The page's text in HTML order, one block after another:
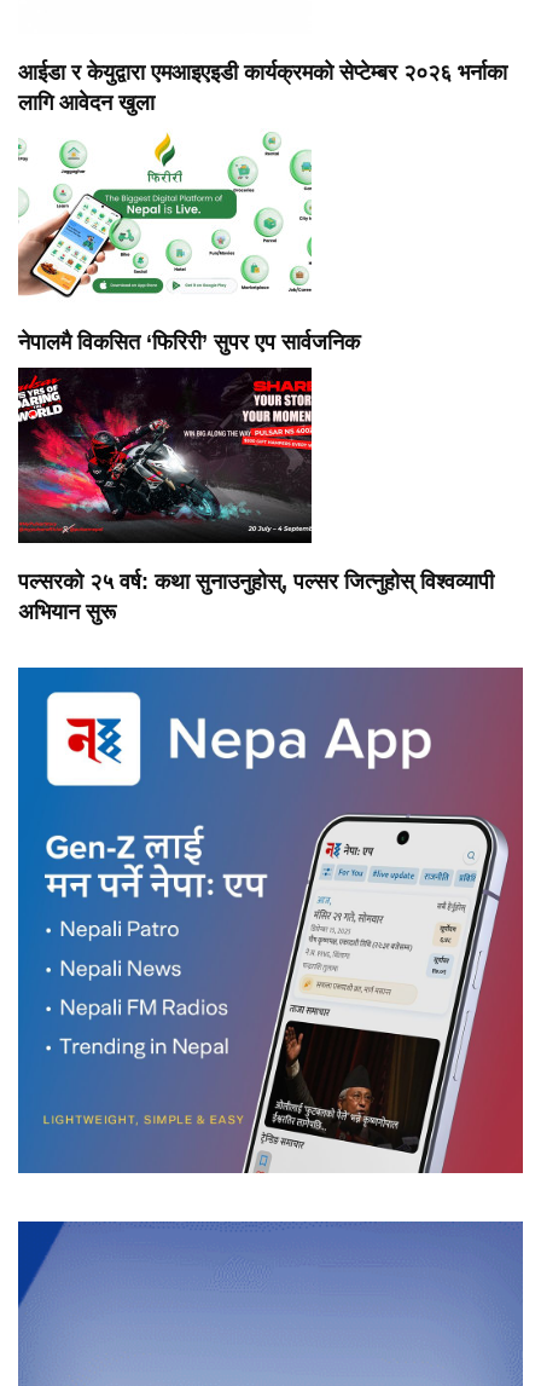
आईडा र केयुद्वारा एमआइएइडी कार्यक्रमको सेप्टेम्बर २०२६ भर्नाका
लागि आवेदन खुला
नेपालमै विकसित ‘फिरिरी’ सुपर एप सार्वजनिक
पल्सरको २५ वर्ष: कथा सुनाउनुहोस्, पल्सर जित्नुहोस् विश्वव्यापी
अभियान सुरू